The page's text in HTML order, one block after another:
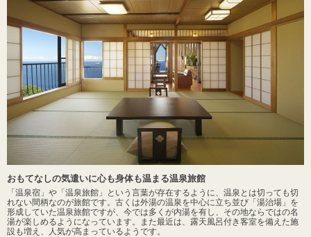
おもてなしの気遣いに心も身体も温まる温泉旅館
「温泉宿」や「温泉旅館」という言葉が存在するように、温泉とは切っても切
れない間柄なのが旅館です。古くは外湯の温泉を中心に立ち並び「湯治場」を
形成していた温泉旅館ですが、今では多くが内湯を有し、その地ならではの名
湯が楽しめるようになっています。また最近は、露天風呂付き客室を備えた施
設も増え、人気が高まっているようです。